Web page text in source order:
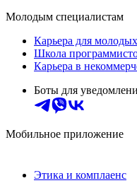
Молодым специалистам
Карьера для
Школа
Карьера в
Боты для
Мобильное приложение
Этика и комплаенс